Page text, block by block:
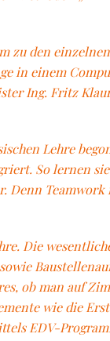
zu den
in einem
Ing. Fritz
Lehre
So lernen
Denn
Die
ob man auf
wie die
EDV-